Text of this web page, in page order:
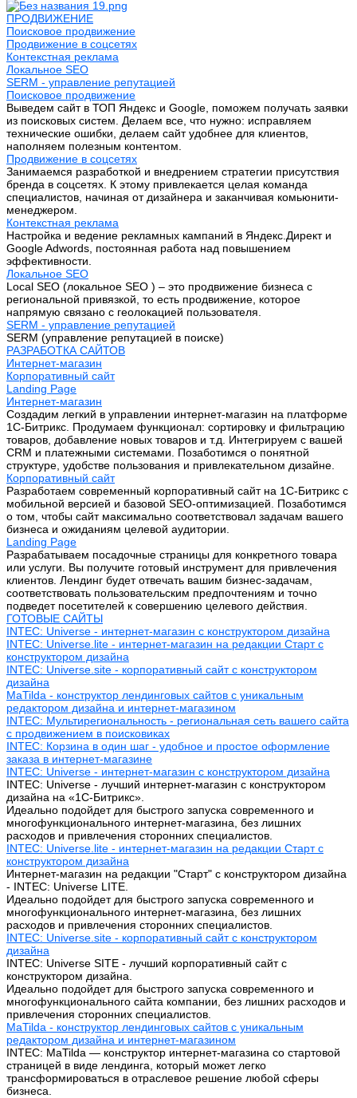
ПРОДВИЖЕНИЕ
Поисковое продвижение
Продвижение в соцсетях
Контекстная реклама
Локальное SEO
SERM - управление репутацией
Поисковое продвижение
Выведем сайт в ТОП Яндекс и Google, поможем получать заявки
из поисковых систем. Делаем все, что нужно: исправляем
технические ошибки, делаем сайт удобнее для клиентов,
наполняем полезным контентом.
Продвижение в соцсетях
Занимаемся разработкой и внедрением стратегии присутствия
бренда в соцсетях. К этому привлекается целая команда
специалистов, начиная от дизайнера и заканчивая комьюнити-
менеджером.
Контекстная реклама
Настройка и ведение рекламных кампаний в Яндекс.Директ и
Google Adwords, постоянная работа над повышением
эффективности.
Локальное SEO
Local SEO (локальное SEO ) – это продвижение бизнеса с
региональной привязкой, то есть продвижение, которое
напрямую связано с геолокацией пользователя.
SERM - управление репутацией
SERM (управление репутацией в поиске)
РАЗРАБОТКА САЙТОВ
Интернет-магазин
Корпоративный сайт
Landing Page
Интернет-магазин
Создадим легкий в управлении интернет-магазин на платформе
1С-Битрикс. Продумаем функционал: сортировку и фильтрацию
товаров, добавление новых товаров и т.д. Интегрируем с вашей
CRM и платежными системами. Позаботимся о понятной
структуре, удобстве пользования и привлекательном дизайне.
Корпоративный сайт
Разработаем современный корпоративный сайт на 1С-Битрикс с
мобильной версией и базовой SEO-оптимизацией. Позаботимся
о том, чтобы сайт максимально соответствовал задачам вашего
бизнеса и ожиданиям целевой аудитории.
Landing Page
Разрабатываем посадочные страницы для конкретного товара
или услуги. Вы получите готовый инструмент для привлечения
клиентов. Лендинг будет отвечать вашим бизнес-задачам,
соответствовать пользовательским предпочтениям и точно
подведет посетителей к совершению целевого действия.
ГОТОВЫЕ САЙТЫ
INTEC: Universe - интернет-магазин с конструктором дизайна
INTEC: Universe.lite - интернет-магазин на редакции Старт с
конструктором дизайна
INTEC: Universe.site - корпоративный сайт с конструктором
дизайна
MaTilda - конструктор лендинговых сайтов с уникальным
редактором дизайна и интернет-магазином
INTEC: Мультирегиональность - региональная сеть вашего сайта
с продвижением в поисковиках
INTEC: Корзина в один шаг - удобное и простое оформление
заказа в интернет-магазине
INTEC: Universe - интернет-магазин с конструктором дизайна
INTEC: Universe - лучший интернет-магазин с конструктором
дизайна на «1C-Битрикс».
Идеально подойдет для быстрого запуска современного и
многофункционального интернет-магазина, без лишних
расходов и привлечения сторонних специалистов.
INTEC: Universe.lite - интернет-магазин на редакции Старт с
конструктором дизайна
Интернет-магазин на редакции "Старт" с конструктором дизайна
- INTEC: Universe LITE.
Идеально подойдет для быстрого запуска современного и
многофункционального интернет-магазина, без лишних
расходов и привлечения сторонних специалистов.
INTEC: Universe.site - корпоративный сайт с конструктором
дизайна
INTEC: Universe SITE - лучший корпоративный сайт с
конструктором дизайна.
Идеально подойдет для быстрого запуска современного и
многофункционального сайта компании, без лишних расходов и
привлечения сторонних специалистов.
MaTilda - конструктор лендинговых сайтов с уникальным
редактором дизайна и интернет-магазином
INTEC: MaTilda — конструктор интернет-магазина со стартовой
страницей в виде лендинга, который может легко
трансформироваться в отраслевое решение любой сферы
бизнеса.